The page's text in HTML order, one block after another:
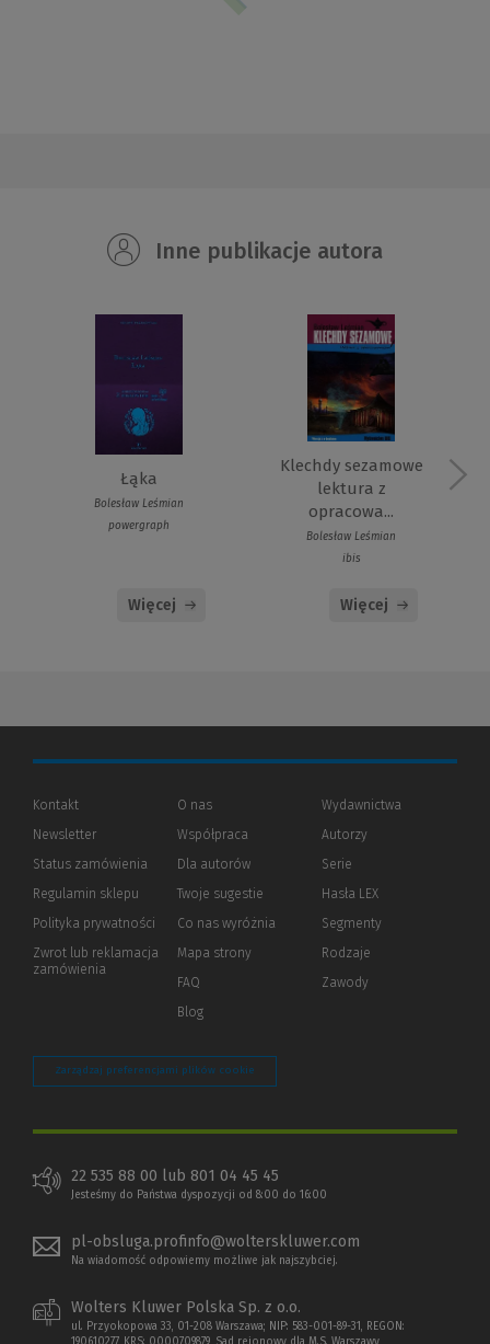
Inne publikacje autora
Łąka
Bolesław Leśmian
powergraph
Więcej
Klechdy sezamowe
lektura z
opracowa...
Bolesław Leśmian
ibis
Więcej
Kontakt
Newsletter
Status zamówienia
Regulamin sklepu
Polityka prywatności (Nowe
(Link
innej
Zwrot lub reklamacja
zamówienia
O nas
Współpraca
Dla autorów(Nowe
(Link
innej
Twoje sugestie
Co nas wyróżnia
Mapa strony
FAQ
Blog
Wydawnictwa
Autorzy
Serie
Hasła LEX
Segmenty
Rodzaje
Zawody
Zarządzaj preferencjami plików cookie
22 535 88 00 lub 801 04 45 45
Jesteśmy do Państwa dyspozycji od 8:00 do 16:00
pl-obsluga.profinfo@wolterskluwer.com
Na wiadomość odpowiemy możliwe jak najszybciej.
Wolters Kluwer Polska Sp. z o.o.
ul. Przyokopowa 33, 01-208 Warszawa; NIP: 583-001-89-31, REGON: